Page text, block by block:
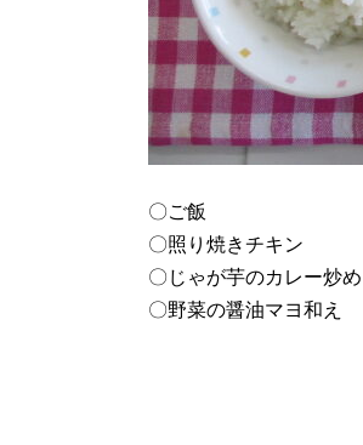
〇ご飯
〇照り焼きチキン
〇じゃが芋のカレー炒め
〇野菜の醤油マヨ和え